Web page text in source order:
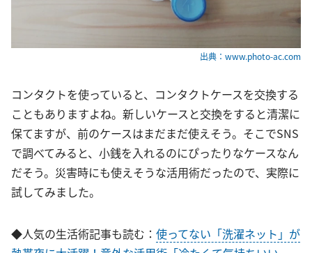
出典：www.photo-ac.com
コンタクトを使っていると、コンタクトケースを交換する
こともありますよね。新しいケースと交換をすると清潔に
保てますが、前のケースはまだまだ使えそう。そこでSNS
で調べてみると、小銭を入れるのにぴったりなケースなん
だそう。災害時にも使えそうな活用術だったので、実際に
試してみました。
◆人気の生活術記事も読む： 使ってない「洗濯ネット」が